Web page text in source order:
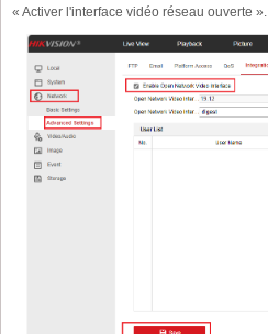
« Activer l'interface vidéo réseau ouverte ».